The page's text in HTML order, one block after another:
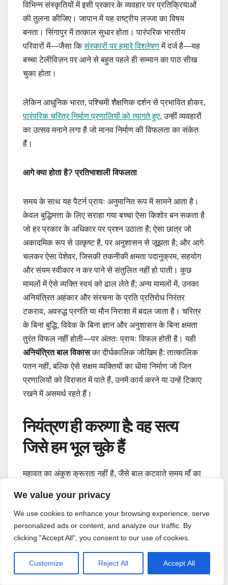
We value your privacy
We use cookies to enhance your browsing experience, serve
personalized ads or content, and analyze our traffic. By
clicking "Accept All", you consent to our use of cookies.
Customize Reject All Accept All
विभिन्न संस्कृतियों में इसी प्रकार के व्यवहार पर प्रतिक्रियाओं
की तुलना कीजिए। जापान में यह राष्ट्रीय लज्जा का विषय
बनता। सिंगापुर में तत्काल सुधार होता। पारंपरिक भारतीय
परिवारों में—जैसा किसंस्कारों पर हमारे विश्लेषणमें दर्ज है—यह
बच्चा टेलीविज़न पर आने से बहुत पहले ही सम्मान का पाठ सीख
चुका होता।
लेकिन आधुनिक भारत, पश्चिमी शैक्षणिक दर्शन से प्रभावित होकर,
पारंपरिक चरित्र निर्माण प्रणालियों को त्यागते हुए, उन्हीं व्यवहारों
का उत्सव मनाने लगा है जो मानव निर्माण की विफलता का संकेत
हैं।
आगे क्या होता है? प्रतिभाशाली विफलता
समय के साथ यह पैटर्न प्रायः अनुमानित रूप में सामने आता है।
केवल बुद्धिमत्ता के लिए सराहा गया बच्चा ऐसा किशोर बन सकता है
जो हर प्रकार के अधिकार पर प्रश्न उठाता है; ऐसा छात्र जो
अकादमिक रूप से उत्कृष्ट है, पर अनुशासन से जूझता है; और आगे
चलकर ऐसा पेशेवर, जिसकी तकनीकी क्षमता पदानुक्रम, सहयोग
और संयम स्वीकार न कर पाने से संतुलित नहीं हो पाती। कुछ
मामलों में ऐसे व्यक्ति स्वयं को ढाल लेते हैं; अन्य मामलों में, उनका
अनियंत्रित अहंकार और संरचना के प्रति प्रतिरोध निरंतर
टकराव, अवरुद्ध प्रगति या मौन निराशा में बदल जाता है। चरित्र
के बिना बुद्धि, विवेक के बिना ज्ञान और अनुशासन के बिना क्षमता
तुरंत विफल नहीं होती—पर अंततः प्रायः विफल होती है। यही
अनियंत्रित बाल विकासका दीर्घकालिक जोखिम है: तात्कालिक
पतन नहीं, बल्कि ऐसे सक्षम व्यक्तियों का धीमा निर्माण जो जिन
प्रणालियों को विरासत में पाते हैं, उनमें कार्य करने या उन्हें टिकाए
रखने में असमर्थ रहते हैं।
नियंत्रण ही करुणा है: वह सत्य
जिसे हम भूल चुके हैं
महावत का अंकुश क्रूरता नहीं है, जैसे बाल कटवाते समय माँ का
का उपकरण है—जिसका उद्देश्य हाथी को खतरे में दौड़ने से, स्वयं
को या दूसरों को हानि पहुँचाने से, और इतना अनियंत्रित हो जाने
से रोकना है कि अंततः उसका विनाश ही एकमात्र विकल्प रह
जाए। अल्पकालिक, नियंत्रित असुविधा दीर्घकालिक आपदा को
रोकती है; दोनों ही स्थितियों में, सावधानीपूर्वक लगाया गया संयम
ही सुरक्षित, स्वस्थ और कार्यशील जीवन को संभव बनाता है।